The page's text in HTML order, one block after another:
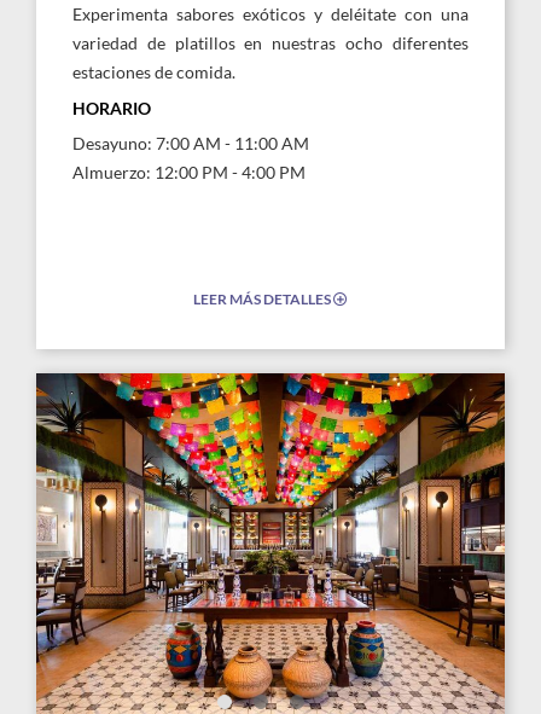
Experimenta sabores exóticos y deléitate con una
variedad de platillos en nuestras ocho diferentes
estaciones de comida.
HORARIO
Desayuno: 7:00 AM - 11:00 AM
Almuerzo: 12:00 PM - 4:00 PM
LEER MÁS DETALLES
Link
to
Larger
Image,
Los
Gallos
Restaurant
Hard
Rock
Hotel
Punta
Cana
Link
to
Hard
Rock
Cana